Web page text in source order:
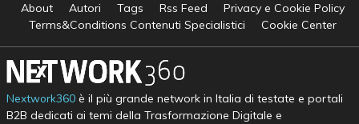
About Autori Tags Rss Feed
Privacy e Cookie Policy
Terms&Conditions Contenuti Specialistici
Cookie Center
Nextwork360è il più grande network in Italia di testate e portali
B2B dedicati ai temi della Trasformazione Digitale e